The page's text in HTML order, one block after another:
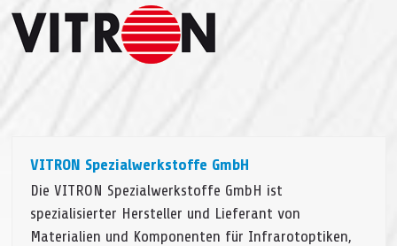
VITRON Spezialwerkstoffe GmbH
Die VITRON Spezialwerkstoffe GmbH ist
spezialisierter Hersteller und Lieferant von
Materialien und Komponenten für Infrarotoptiken,